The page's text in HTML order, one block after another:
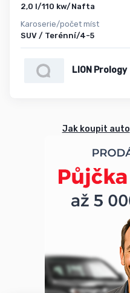
2,0 l/110 kw/Nafta
Karoserie/počet míst
SUV / Terénní/4-5
LION Prology
Jak koupit auto